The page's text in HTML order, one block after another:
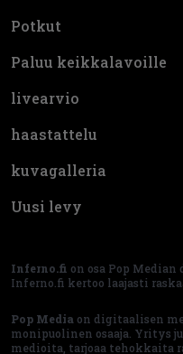
Potkut
Paluu keikkalavoille
livearvio
haastattelu
kuvagalleria
Uusi levy
Inferno.fi on osa Pop
Inferno.fi kertoo laajasti
Pop Media on digitaalisen
monipuolinen osaaja. Yritys
medioita, tarjoaa tehokkaita